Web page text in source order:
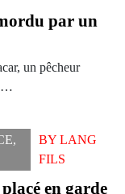
par un
un pêcheur
,
BYLANG
FILS
en garde